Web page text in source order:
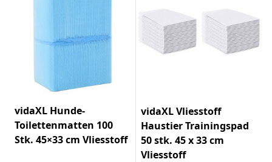
vidaXL Hunde-
Toilettenmatten 100
Stk. 45×33 cm Vliesstoff
vidaXL Vliesstoff
Haustier Trainingspad
50 stk. 45 x 33 cm
Vliesstoff